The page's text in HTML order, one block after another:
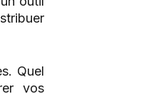
Quel
vos